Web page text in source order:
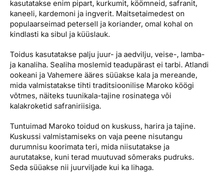
kasutatakse enim pipart, kurkumit, köömneid, safranit,
kaneeli, kardemoni ja ingverit. Maitsetaimedest on
populaarseimad petersell ja koriander, omal kohal on
kindlasti ka sibul ja küüslauk.
Toidus kasutatakse palju juur- ja aedvilju, veise-, lamba-
ja kanaliha. Sealiha moslemid teadupärast ei tarbi. Atlandi
ookeani ja Vahemere ääres süüakse kala ja mereande,
mida valmistatakse tihti traditsioonilise Maroko köögi
võtmes, näiteks tuunikala-tajine rosinatega või
kalakroketid safraniriisiga.
Tuntuimad Maroko toidud on kuskuss, harira ja tajine.
Kuskussi valmistamiseks on vaja peene nisutangu
durumnisu koorimata teri, mida niisutatakse ja
aurutatakse, kuni terad muutuvad sõmeraks pudruks.
Seda süüakse nii juurviljade kui ka lihaga.